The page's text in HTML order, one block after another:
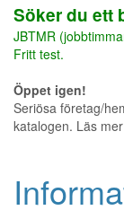
Söker du ett
JBTMR
Fritt test.
Öppet igen!
Seriösa företag/
katalogen. Läs